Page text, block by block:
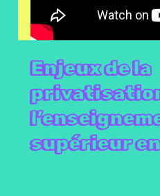
Enjeux de la
supérieur